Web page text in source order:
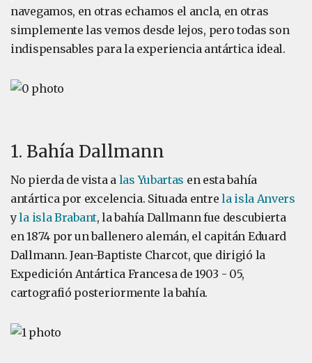
navegamos, en otras echamos el ancla, en otras
simplemente las vemos desde lejos, pero todas son
indispensables para la experiencia antártica ideal.
1. Bahía Dallmann
No pierda de vista a las Yubartas en esta bahía
antártica por excelencia. Situada entre la isla Anvers
yla isla Brabant, la bahía Dallmann fue descubierta
en 1874 por un ballenero alemán, el capitán Eduard
Dallmann. Jean-Baptiste Charcot, que dirigió la
Expedición Antártica Francesa de 1903 - 05,
cartografió posteriormente la bahía.